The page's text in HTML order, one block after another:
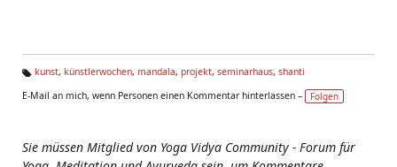
g
kunst, künstlerwochen, mandala, projekt, seminarhaus, shanti
E-Mail an mich, wenn Personen einen Kommentar hinterlassen –
Folgen
Sie müssen Mitglied von Yoga Vidya Community - Forum für